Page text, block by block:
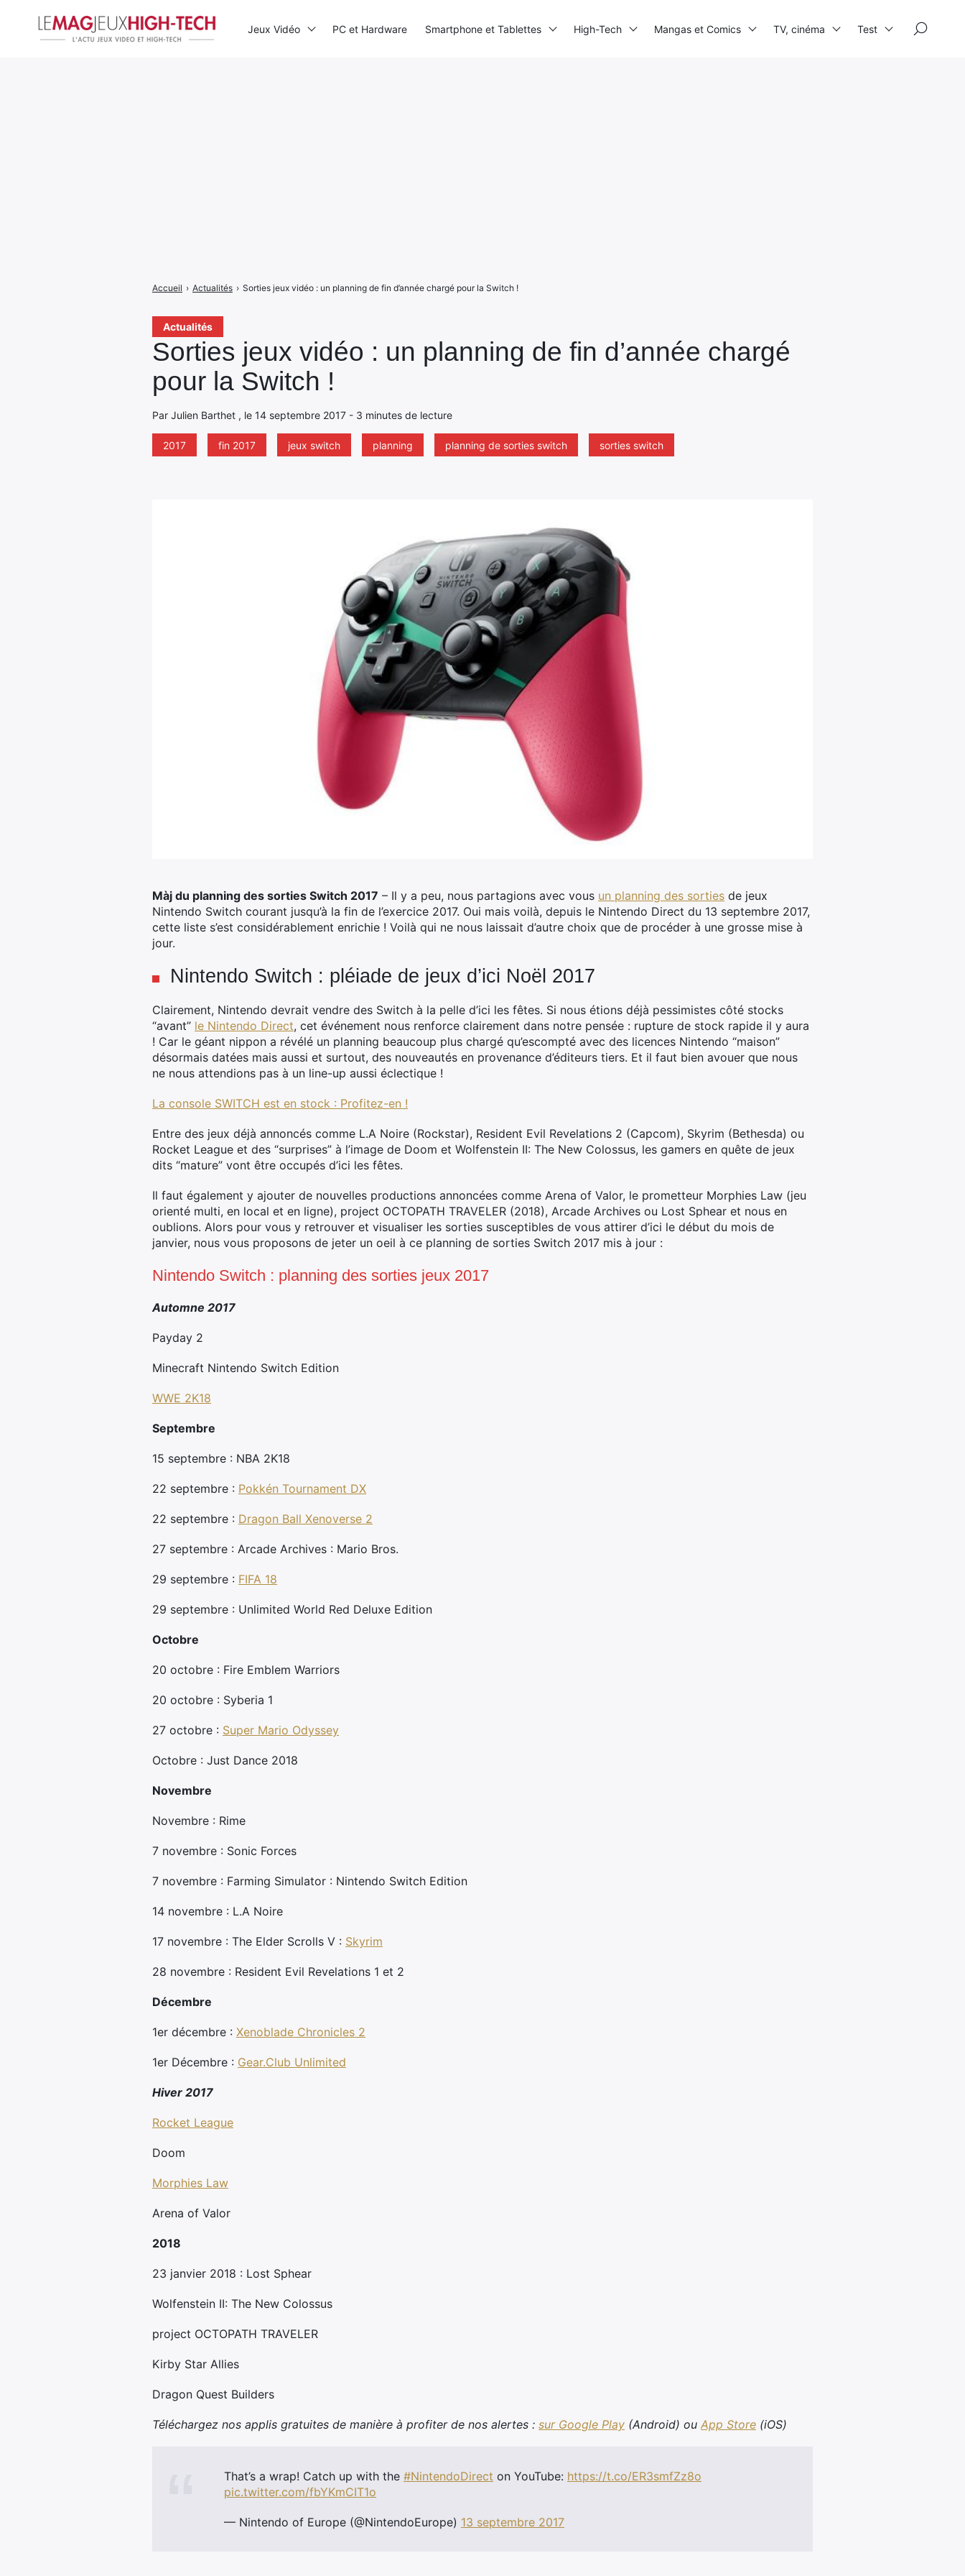
Actualités
Sorties jeux vidéo : un planning de fin d’année chargé
pour la Switch !
Par Julien Barthet , le 14 septembre 2017 - 3 minutes de lecture
2017 fin 2017 jeux switch planning planning de sorties switch sorties switch
Accueil › Actualités › Sorties jeux vidéo : un planning de fin d’année chargé pour la Switch !
Màj du planning des sorties Switch 2017 – Il y a peu, nous partagions avec vous un planning des sorties de jeux
Nintendo Switch courant jusqu’à la fin de l’exercice 2017. Oui mais voilà, depuis le Nintendo Direct du 13 septembre 2017,
cette liste s’est considérablement enrichie ! Voilà qui ne nous laissait d’autre choix que de procéder à une grosse mise à
jour.
Nintendo Switch : pléiade de jeux d’ici Noël 2017
Clairement, Nintendo devrait vendre des Switch à la pelle d’ici les fêtes. Si nous étions déjà pessimistes côté stocks
“avant” le Nintendo Direct, cet événement nous renforce clairement dans notre pensée : rupture de stock rapide il y aura
! Car le géant nippon a révélé un planning beaucoup plus chargé qu’escompté avec des licences Nintendo “maison”
désormais datées mais aussi et surtout, des nouveautés en provenance d’éditeurs tiers. Et il faut bien avouer que nous
ne nous attendions pas à un line-up aussi éclectique !
La console SWITCH est en stock : Profitez-en !
Entre des jeux déjà annoncés comme L.A Noire (Rockstar), Resident Evil Revelations 2 (Capcom), Skyrim (Bethesda) ou
Rocket League et des “surprises” à l’image de Doom et Wolfenstein II: The New Colossus, les gamers en quête de jeux
dits “mature” vont être occupés d’ici les fêtes.
Il faut également y ajouter de nouvelles productions annoncées comme Arena of Valor, le prometteur Morphies Law (jeu
orienté multi, en local et en ligne), project OCTOPATH TRAVELER (2018), Arcade Archives ou Lost Sphear et nous en
oublions. Alors pour vous y retrouver et visualiser les sorties susceptibles de vous attirer d’ici le début du mois de
janvier, nous vous proposons de jeter un oeil à ce planning de sorties Switch 2017 mis à jour :
Nintendo Switch : planning des sorties jeux 2017
Automne 2017
Payday 2
Minecraft Nintendo Switch Edition
WWE 2K18
Septembre
15 septembre : NBA 2K18
22 septembre : Pokkén Tournament DX
22 septembre : Dragon Ball Xenoverse 2
27 septembre : Arcade Archives : Mario Bros.
29 septembre : FIFA 18
29 septembre : Unlimited World Red Deluxe Edition
Octobre
20 octobre : Fire Emblem Warriors
20 octobre : Syberia 1
27 octobre : Super Mario Odyssey
Octobre : Just Dance 2018
Novembre
Novembre : Rime
7 novembre : Sonic Forces
7 novembre : Farming Simulator : Nintendo Switch Edition
14 novembre : L.A Noire
17 novembre : The Elder Scrolls V : Skyrim
28 novembre : Resident Evil Revelations 1 et 2
Décembre
1er décembre : Xenoblade Chronicles 2
1er Décembre : Gear.Club Unlimited
Hiver 2017
Rocket League
Doom
Morphies Law
Arena of Valor
2018
23 janvier 2018 : Lost Sphear
Wolfenstein II: The New Colossus
project OCTOPATH TRAVELER
Kirby Star Allies
Dragon Quest Builders
Téléchargez nos applis gratuites de manière à profiter de nos alertes : sur Google Play (Android) ou App Store (iOS)
That’s a wrap! Catch up with the #NintendoDirect on YouTube: https://t.co/ER3smfZz8o
pic.twitter.com/fbYKmCIT1o
— Nintendo of Europe (@NintendoEurope) 13 septembre 2017
Jeux Vidéo PC et Hardware Smartphone et Tablettes High-Tech Mangas et Comics TV, cinéma Test